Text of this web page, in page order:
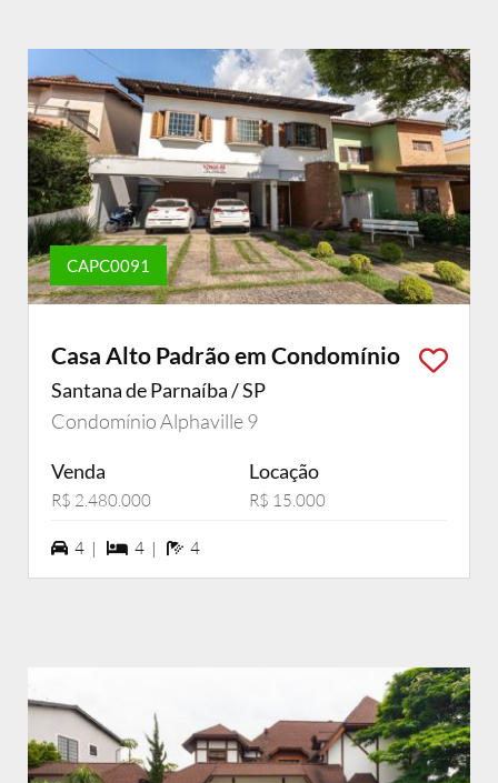
CAPC0091
Casa Alto Padrão em Condomínio
Santana de Parnaíba / SP
Condomínio Alphaville 9
Venda
R$ 2.480.000
Locação
R$ 15.000
4 vagas na garagem
4 | 4 dormiórios
4 | 4 banheiros
4